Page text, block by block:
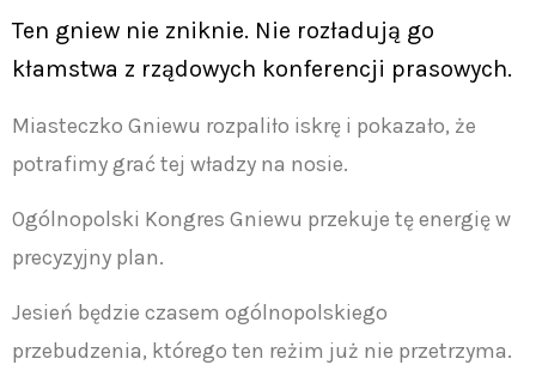
Ten gniew nie zniknie. Nie rozładują go
kłamstwa z rządowych konferencji prasowych.
Miasteczko Gniewu rozpaliło iskrę i pokazało, że
potrafimy grać tej władzy na nosie.
Ogólnopolski Kongres Gniewu przekuje tę energię w
precyzyjny plan.
Jesień będzie czasem ogólnopolskiego
przebudzenia, którego ten reżim już nie przetrzyma.